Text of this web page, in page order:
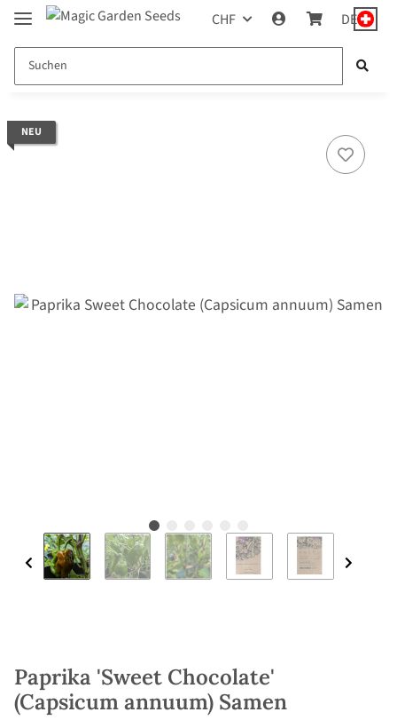
CHF DE
NEU
Paprika 'Sweet Chocolate'
(Capsicum annuum) Samen